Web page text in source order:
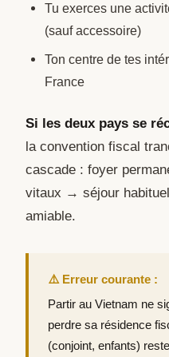
Tu exerces une
(sauf accessoire)
Ton centre de tes
France
Si les deux pays se
la convention fiscal
cascade : foyer
vitaux → séjour
amiable.
⚠️ Erreur courante :
Partir au Vietnam ne
perdre sa résidence
(conjoint, enfants)